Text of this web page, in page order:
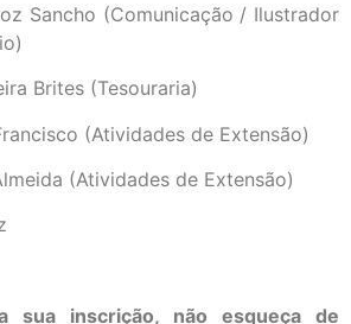
Sancho (Comunicação / Ilustrador
Brites (Tesouraria)
(Atividades de Extensão)
(Atividades de Extensão)
sua inscrição, não esqueça de